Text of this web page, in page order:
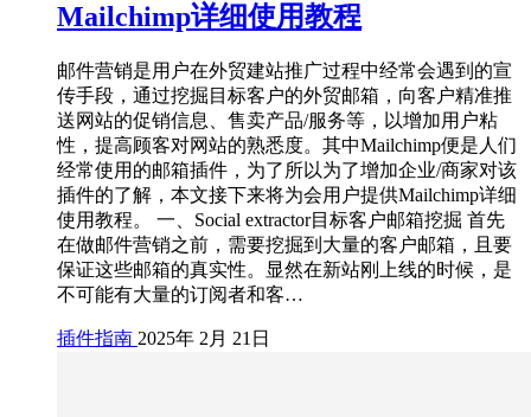
Mailchimp详细使用教程
邮件营销是用户在外贸建站推广过程中经常会遇到的宣
传手段，通过挖掘目标客户的外贸邮箱，向客户精准推
送网站的促销信息、售卖产品/服务等，以增加用户粘
性，提高顾客对网站的熟悉度。其中Mailchimp便是人们
经常使用的邮箱插件，为了所以为了增加企业/商家对该
插件的了解，本文接下来将为会用户提供Mailchimp详细
使用教程。 一、Social extractor目标客户邮箱挖掘 首先
在做邮件营销之前，需要挖掘到大量的客户邮箱，且要
保证这些邮箱的真实性。显然在新站刚上线的时候，是
不可能有大量的订阅者和客…
插件指南 2025年 2月 21日